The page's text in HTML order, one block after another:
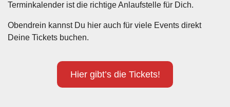
Terminkalender ist die richtige Anlaufstelle für Dich.
Obendrein kannst Du hier auch für viele Events direkt
Deine Tickets buchen.
Hier gibt’s die Tickets!